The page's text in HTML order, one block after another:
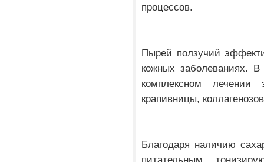
процессов.
Пырей ползучий
кожных заболеваниях. В
комплексном лечении
крапивницы,
Благодаря наличию
питательным,